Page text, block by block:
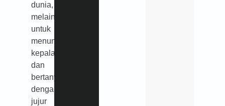
dunia,
melainkan
untuk
menundukkan
kepala
dan
bertanya
dengan
jujur